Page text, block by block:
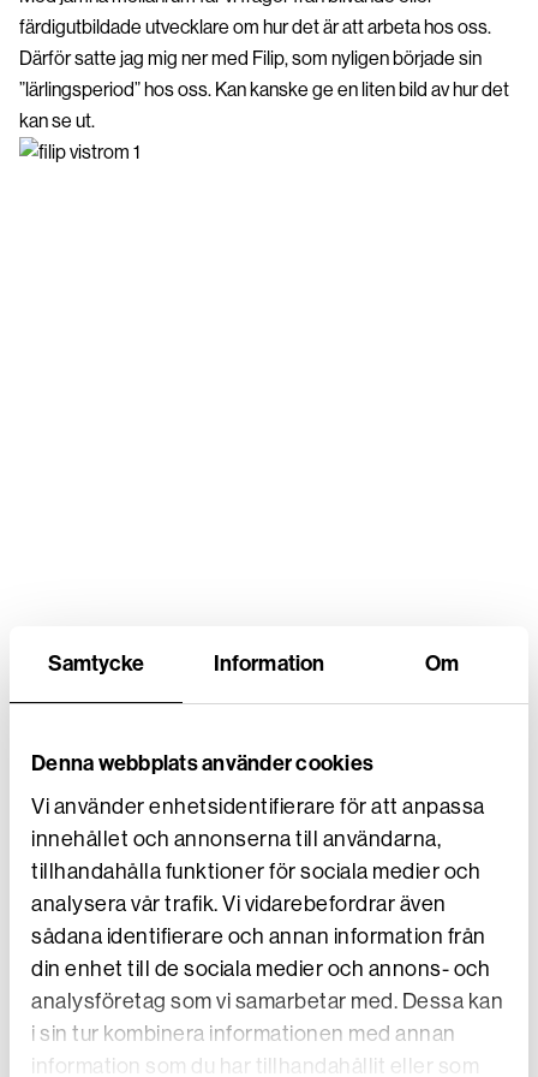
Samtycke Information Om
Denna webbplats använder cookies
Vi använder enhetsidentifierare för att anpassa
innehållet och annonserna till användarna,
tillhandahålla funktioner för sociala medier och
analysera vår trafik. Vi vidarebefordrar även
sådana identifierare och annan information från
din enhet till de sociala medier och annons- och
analysföretag som vi samarbetar med. Dessa kan
i sin tur kombinera informationen med annan
information som du har tillhandahållit eller som
färdigutbildade utvecklare om hur det är att arbeta hos oss.
Därför satte jag mig ner med Filip, som nyligen började sin
”lärlingsperiod” hos oss. Kan kanske ge en liten bild av hur det
kan se ut.
Filip kombinerar studierna isystemutvecklingpåHögskolan i
Skövdemed att jobba ett par dagar i veckan hos Viström
Webb – och det fungerar bra, tycker båda:
– Det gick väldigt fort att komma in i gänget, stämningen är väl
vad man kallar ”rå men hjärtlig”. Vi har väldigt kul ihop och alla
stöttar varandra, så jag hoppas att jag fastnar här när studierna
är klara. Det är det här jag vill ägna mig åt, helt klart.
Har det alltid varit självklart att det skulle bli IT för din del?